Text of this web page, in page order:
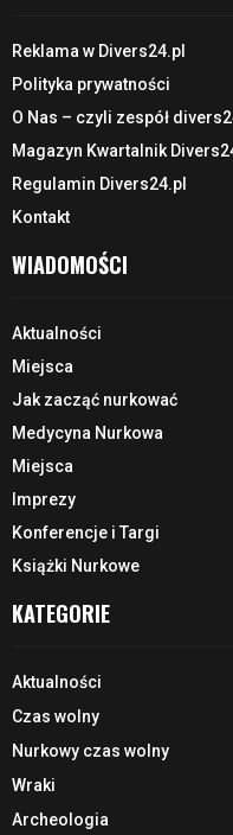
Reklama w Divers24.pl
Polityka prywatności
O Nas – czyli zespół
Magazyn Kwartalnik
Regulamin Divers24.pl
Kontakt
WIADOMOŚCI
Aktualności
Miejsca
Jak zacząć nurkować
Medycyna Nurkowa
Miejsca
Imprezy
Konferencje i Targi
Książki Nurkowe
KATEGORIE
Aktualności
Czas wolny
Nurkowy czas wolny
Wraki
Archeologia